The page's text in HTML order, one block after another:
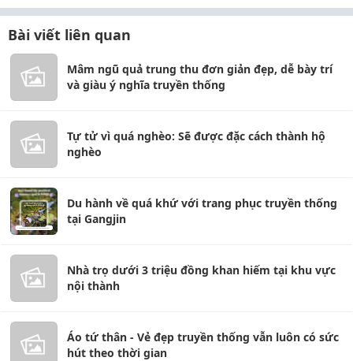
Bài viết liên quan
Mâm ngũ quả trung thu đơn giản đẹp, dễ bày trí
và giàu ý nghĩa truyền thống
Tự tử vì quá nghèo: Sẽ được đặc cách thành hộ
nghèo
Du hành về quá khứ với trang phục truyền thống
tại Gangjin
Nhà trọ dưới 3 triệu đồng khan hiếm tại khu vực
nội thành
Áo tứ thân - Vẻ đẹp truyền thống vẫn luôn có sức
hút theo thời gian